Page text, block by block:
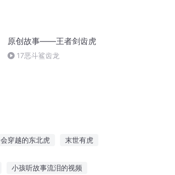
原创故事——王者剑齿虎
17恶斗鲨齿龙
会穿越的东北虎 末世有虎
小孩听故事流泪的视频